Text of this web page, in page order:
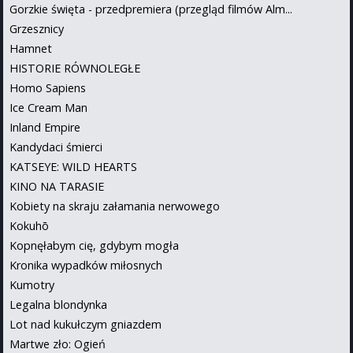
Gorzkie święta - przedpremiera (przegląd filmów Alm...
Grzesznicy
Hamnet
HISTORIE RÓWNOLEGŁE
Homo Sapiens
Ice Cream Man
Inland Empire
Kandydaci śmierci
KATSEYE: WILD HEARTS
KINO NA TARASIE
Kobiety na skraju załamania nerwowego
Kokuhō
Kopnęłabym cię, gdybym mogła
Kronika wypadków miłosnych
Kumotry
Legalna blondynka
Lot nad kukułczym gniazdem
Martwe zło: Ogień